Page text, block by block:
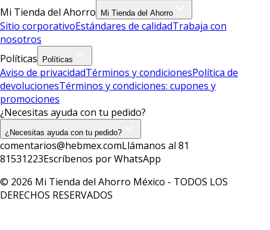
Mi Tienda del Ahorro
Mi Tienda del Ahorro
Sitio corporativoEstándares de calidadTrabaja con
nosotros
Políticas
Políticas
Aviso de privacidadTérminos y condicionesPolítica de
devolucionesTérminos y condiciones: cupones y
promociones
¿Necesitas ayuda con tu pedido?
¿Necesitas ayuda con tu pedido?
comentarios@hebmex.comLlámanos al 81
81531223Escríbenos por WhatsApp
© 2026 Mi Tienda del Ahorro México - TODOS LOS
DERECHOS RESERVADOS